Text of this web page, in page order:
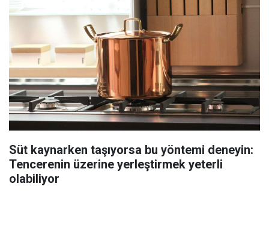
Süt kaynarken taşıyorsa bu yöntemi deneyin:
Tencerenin üzerine yerleştirmek yeterli
olabiliyor